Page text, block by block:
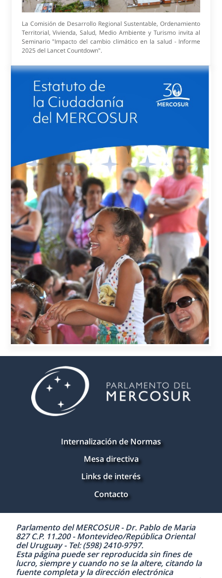
Seminario "Impacto del cambio climático en la salud - Informe
2025 del Lancet Countdown".
Internalización de Normas
Mesa directiva